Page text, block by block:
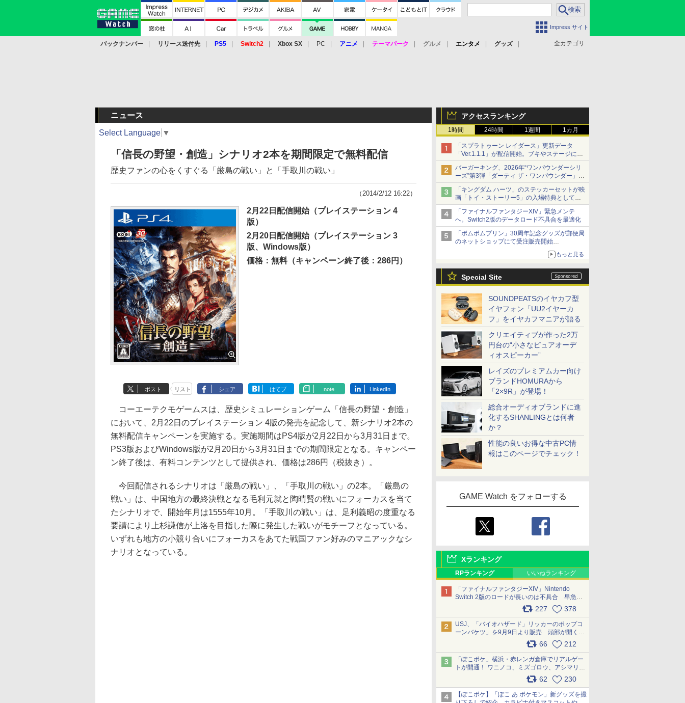
Impress サイト
全カテゴリ
バックナンバー リリース送付先 PS5 Switch2 Xbox SX PC アニメ テーマパーク グルメ エンタメ
グッズ
アクセスランキング
1時間 24時間 1週間 1カ月
「スプラトゥーン レイダース」更新データ
「Ver.1.1.1」が配信開始。ブキやステージに関
する不具合を修正
バーガーキング、2026年“ワンパウンダーシリ
ーズ”第3弾「ダーティ ザ・ワンパウンダー」を
8月7日発売
「特製ガーリックマヨソース」を使用した超大
型チーズバーガー
「キングダム ハーツ」のステッカーセットが映
画「トイ・ストーリー5」の入場特典として配
布決定！
本日8月7日より先着・数量限定で配布
「ファイナルファンタジーXIV」緊急メンテ
へ。Switch2版のデータロード不具合を最適化
「ポムポムプリン」30周年記念グッズが郵便局
のネットショップにて受注販売開始
「おもちもちもちクッション」など今年だけの
もっと見る
Special Site
SOUNDPEATSのイヤカフ型
イヤフォン「UU2イヤーカ
フ」をイヤカフマニアが語る
クリエイティブが作った2万
円台の“小さなピュアオーデ
ィオスピーカー”
レイズのプレミアムカー向け
ブランドHOMURAから
「2×9R」が登場！
総合オーディオブランドに進
化するSHANLINGとは何者
か？
性能の良いお得な中古PC情
報はこのページでチェック！
GAME Watch をフォローする
Xランキング
RPランキング いいねランキング
「ファイナルファンタジーXIV」Nintendo
Switch 2版のロードが長いのは不具合 早急に
アップデートできるよう対応中227 378
USJ、「バイオハザード」リッカーのポップコ
ーンバケツ」を9月9日より販売 頭部が開く仕
組み。味は恐怖を堪のう「味噌フレーバー」
66 212
「ぽこポケ」横浜・赤レンガ倉庫でリアルゲー
トが開通！ ワニノコ、ミズゴロウ、アシマリ登
場シーンをレポート pic.x.com/LDgEByVl6D
62 230
【ぽこポケ】「ぽこ あ ポケモン」新グッズを撮
ニュース
Select Language ▼
「信長の野望・創造」シナリオ2本を期間限定で無料配信
歴史ファンの心をくすぐる「厳島の戦い」と「手取川の戦い」
（2014/2/12 16:22）
2月22日配信開始（プレイステーション 4
版）
2月20日配信開始（プレイステーション 3
版、Windows版）
価格：無料（キャンペーン終了後：286円）
ポスト リスト シェア はてブ note LinkedIn
コーエーテクモゲームスは、歴史シミュレーションゲーム「信長の野望・創造」
において、2月22日のプレイステーション 4版の発売を記念して、新シナリオ2本の
無料配信キャンペーンを実施する。実施期間はPS4版が2月22日から3月31日まで。
PS3版およびWindows版が2月20日から3月31日までの期間限定となる。キャンペー
ン終了後は、有料コンテンツとして提供され、価格は286円（税抜き）。
今回配信されるシナリオは「厳島の戦い」、「手取川の戦い」の2本。「厳島の
戦い」は、中国地方の最終決戦となる毛利元就と陶晴賢の戦いにフォーカスを当て
たシナリオで、開始年月は1555年10月。「手取川の戦い」は、足利義昭の度重なる
要請により上杉謙信が上洛を目指した際に発生した戦いがモチーフとなっている。
いずれも地方の小競り合いにフォーカスをあてた戦国ファン好みのマニアックなシ
ナリオとなっている。